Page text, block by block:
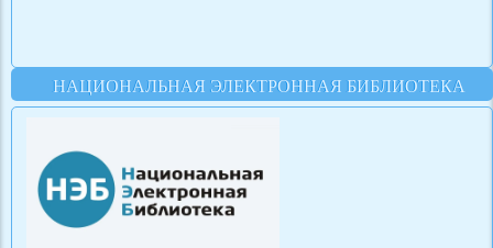
НАЦИОНАЛЬНАЯ ЭЛЕКТРОННАЯ БИБЛИОТЕКА